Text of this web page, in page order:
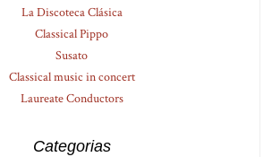
La Discoteca Clásica
Classical Pippo
Susato
Classical music in concert
Laureate Conductors
Categorias